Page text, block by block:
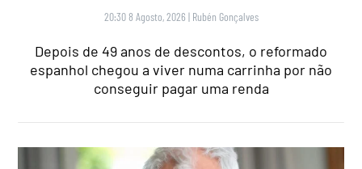
20:30 8 Agosto, 2026 | Rubén Gonçalves
Depois de 49 anos de descontos, o reformado
espanhol chegou a viver numa carrinha por não
conseguir pagar uma renda